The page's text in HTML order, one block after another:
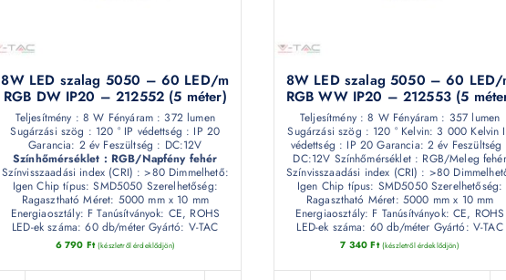
8W LED szalag 5050 – 60 LED/m
RGB DW IP20 – 212552 (5 méter)
Teljesítmény : 8 W Fényáram : 372 lumen
Sugárzási szög : 120 ° IP védettség : IP 20
Garancia: 2 év Feszültség : DC:12V
Színhőmérséklet : RGB/Napfény fehér
Színvisszaadási index (CRI) : >80 Dimmelhető:
Igen Chip típus: SMD5050 Szerelhetőség:
Ragasztható Méret: 5000 mm x 10 mm
Energiaosztály: F Tanúsítványok: CE, ROHS
LED-ek száma: 60 db/méter Gyártó: V-TAC
6 790 Ft (készletről érdeklődjön)
8W LED szalag 5050 – 60 LED/
RGB WW IP20 – 212553 (5
Teljesítmény : 8 W Fényáram : 357 lumen
Sugárzási szög : 120 ° Kelvin: 3 000 Kelvin
védettség : IP 20 Garancia: 2 év Feszültség
DC:12V Színhőmérséklet : RGB/Meleg fehér
Színvisszaadási index (CRI) : >80
Igen Chip típus: SMD5050 Szerelhetőség:
Ragasztható Méret: 5000 mm x 10 mm
Energiaosztály: F Tanúsítványok: CE, ROHS
LED-ek száma: 60 db/méter Gyártó: V-TAC
7 340Ft (készletről érdeklődjön)